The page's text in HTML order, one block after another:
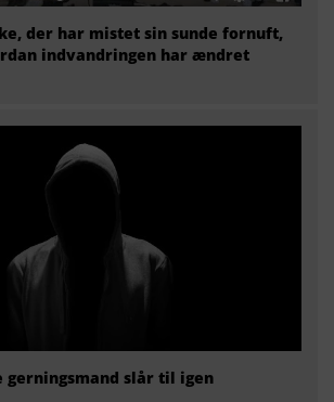
der har mistet sin sunde fornuft,
indvandringen har ændret
gerningsmand slår til igen